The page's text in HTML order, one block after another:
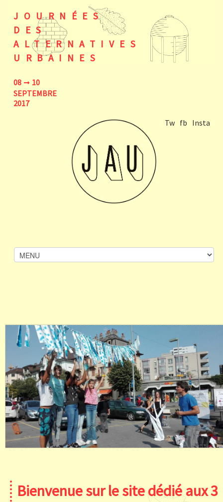
08
10
SEPTEMBRE
2017
JOURNÉES
DES
ALTERNATIVES
URBAINES
Tw fb Insta
Bienvenue sur le site dédié aux 3